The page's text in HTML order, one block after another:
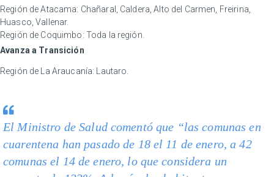
Región de Atacama: Chañaral, Caldera, Alto del Carmen, Freirina,
Huasco, Vallenar.
Región de Coquimbo: Toda la región.
Avanza a Transición
Región de La Araucanía: Lautaro.
El Ministro de Salud comentó que “las comunas en
cuarentena han pasado de 18 el 11 de enero, a 42
comunas el 14 de enero, lo que considera un